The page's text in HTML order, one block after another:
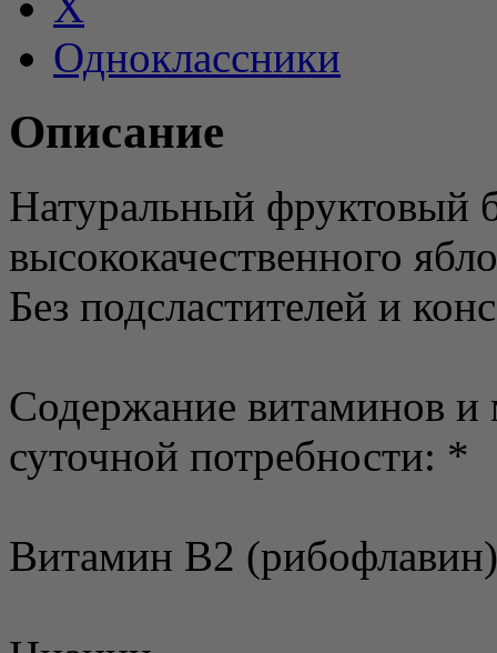
Одноклассники
Описание
Натуральный фруктовый
высококачественного
Без подсластителей и
Содержание витаминов и
суточной потребности: *
Витамин В2